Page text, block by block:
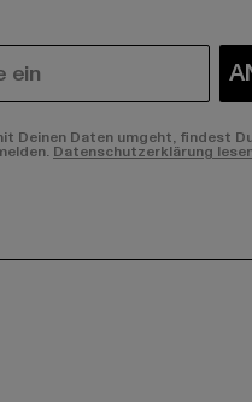
Deinen Daten umgeht, findest
Datenschutzerklärung
page:channel: